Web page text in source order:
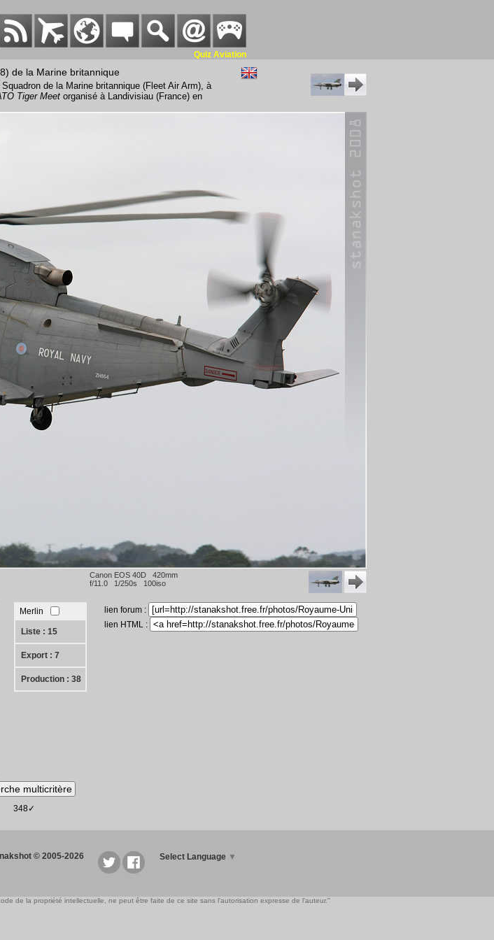
Quiz Aviation
de la Marine britannique
de la Marine britannique (Fleet Air Arm), à
Tiger Meet organisé à Landivisiau (France) en
Canon EOS 40D 420mm
f/11.0 1/250s 100iso
Merlin
Liste : 15
Export : 7
Production : 38
lien forum :
lien HTML :
348✓
© 2005-2026 Select Language ▼
de la propriété intellectuelle, ne peut être faite de ce site sans l'autorisation expresse de l'auteur."